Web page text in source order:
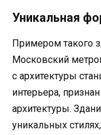
Уникальная
Примером такого
Московский
с архитектуры
интерьера,
архитектуры.
уникальных